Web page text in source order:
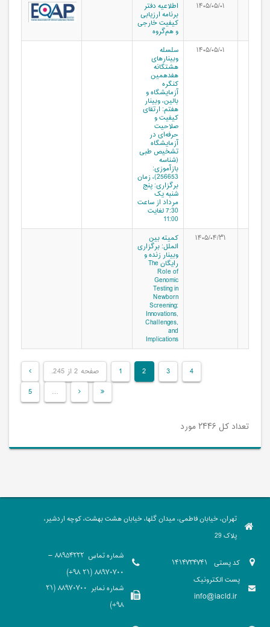
۱۴۰۵/۰۵/۰۱
اطلاعیه دفتر
برنامه ارزیابی
کیفیت خارجی
و هم‌گروه
۱۴۰۵/۰۵/۰۱
سلسله
وبینارهای
هشتگانه
هفدهمین
کنگره
آزمایشگاه و
بالین، وبینار
هفتم: ارتقای
کیفیت و
صلاحیت
حرفه‌ای در
آزمایشگاه
تشخیص طبی
(شناسه
بازآموزی:
256653)، زمان
برگزاری: پنج
شنبه یک
مرداد از ساعت
7:30 لغایت
11:00
۱۴۰۵/۰۴/۳۱
کمیته بین
الملل: برگزاری
وبینار زنده و
رایگان The
Role of
Genomic
Testing in
Newborn
Screening:
Innovations,
Challenges,
and
Implications
صفحه 2 از 245. 1 2 3
4
5
…
تعداد کل ۲۴۴۶ مورد
تهران، خیابان فاطمی، میدان گلها، خیابان هشت بهشت، کوچه اردشیر،
پلاک 29
کد پستی
پست الکترونیک
info@iacld.ir
شماره تماس
88954222 -
88970700 (21 98+)
شماره نمابر
88970700 (21
98+)